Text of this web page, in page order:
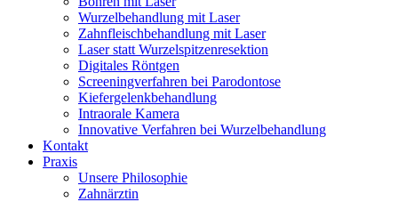
Wurzelbehandlung mit Laser
Zahnfleischbehandlung mit Laser
Laser statt Wurzelspitzenresektion
Digitales Röntgen
Screeningverfahren bei Parodontose
Kiefergelenkbehandlung
Intraorale Kamera
Innovative Verfahren bei Wurzelbehandlung
Kontakt
Praxis
Unsere Philosophie
Zahnärztin